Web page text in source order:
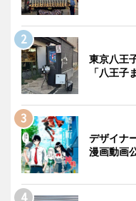
東京八王
「八王子
デザイナ
漫画動画